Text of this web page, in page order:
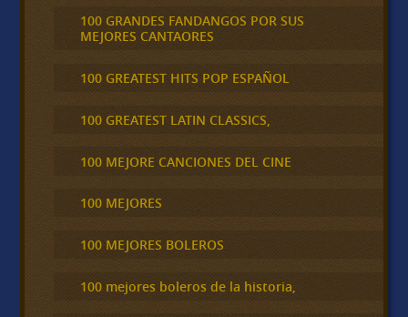
100 GRANDES FANDANGOS POR SUS
MEJORES CANTAORES
100 GREATEST HITS POP ESPAÑOL
100 GREATEST LATIN CLASSICS,
100 MEJORE CANCIONES DEL CINE
100 MEJORES
100 MEJORES BOLEROS
100 mejores boleros de la historia,